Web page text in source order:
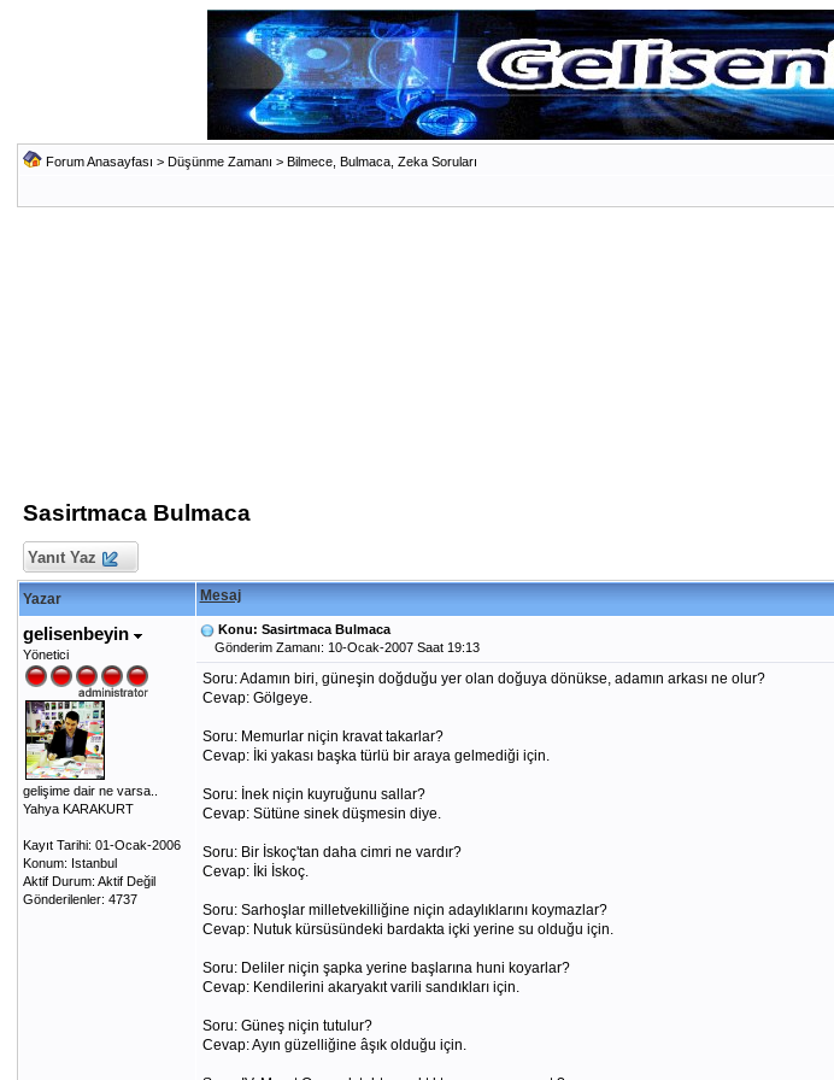
Forum Anasayfası > Düşünme Zamanı > Bilmece, Bulmaca, Zeka Soruları
Sasirtmaca Bulmaca
Yanıt Yaz
Yazar Mesaj
gelisenbeyin
Yönetici
gelişime dair ne varsa..
Yahya KARAKURT
Kayıt Tarihi: 01-Ocak-2006
Konum: Istanbul
Aktif Durum: Aktif Değil
Gönderilenler: 4737
Konu: Sasirtmaca Bulmaca
Gönderim Zamanı: 10-Ocak-2007 Saat 19:13
Soru: Adamın biri, güneşin doğduğu yer olan doğuya dönükse, adamın arkası ne olur?
Cevap: Gölgeye.
Soru: Memurlar niçin kravat takarlar?
Cevap: İki yakası başka türlü bir araya gelmediği için.
Soru: İnek niçin kuyruğunu sallar?
Cevap: Sütüne sinek düşmesin diye.
Soru: Bir İskoç'tan daha cimri ne vardır?
Cevap: İki İskoç.
Soru: Sarhoşlar milletvekilliğine niçin adaylıklarını koymazlar?
Cevap: Nutuk kürsüsündeki bardakta içki yerine su olduğu için.
Soru: Deliler niçin şapka yerine başlarına huni koyarlar?
Cevap: Kendilerini akaryakıt varili sandıkları için.
Soru: Güneş niçin tutulur?
Cevap: Ayın güzelliğine âşık olduğu için.